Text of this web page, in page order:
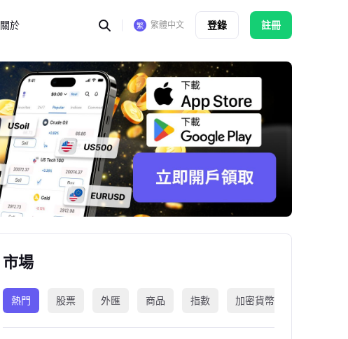
關於 繁體中文 登錄 註冊
市場
熱門 股票 外匯 商品 指數 加密貨幣